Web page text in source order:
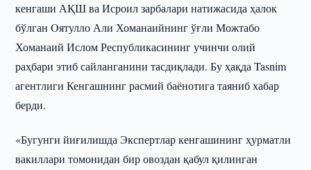
кенгаши АҚШ ва Исроил зарбалари натижасида ҳалок
бўлган Oятулло Али Хоманаийнинг ўғли Можтабо
Хоманаий Ислом Республикасининг учинчи олий
раҳбари этиб сайланганини тасдиқлади. Бу ҳақда Tasnim
агентлиги Кенгашнинг расмий баёнотига таяниб хабар
берди.
«Бугунги йиғилишда Экспертлар кенгашининг ҳурматли
вакиллари томонидан бир овоздан қабул қилинган